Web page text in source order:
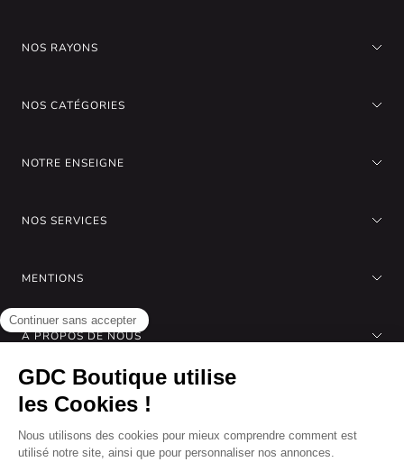
NOS RAYONS
NOS CATÉGORIES
NOTRE ENSEIGNE
NOS SERVICES
MENTIONS
A PROPOS DE NOUS
Gérer les cookies
Nous acceptons